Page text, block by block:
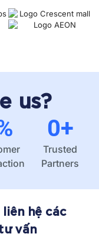
us?
Trusted
Partners
0+
liên hệ các
vấn